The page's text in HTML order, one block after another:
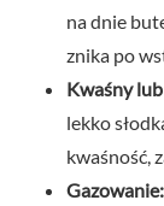
na dnie
znika po
Kwaśny
lekko
kwaśność,
Gazowanie: